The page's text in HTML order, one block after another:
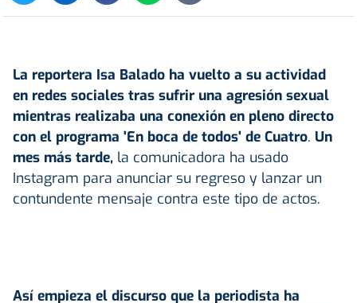
La reportera Isa Balado ha vuelto a su actividad
en redes sociales tras sufrir una agresión sexual
mientras realizaba una conexión en pleno directo
con el programa 'En boca de todos' de Cuatro. Un
mes más tarde, la comunicadora ha usado
Instagram para anunciar su regreso y lanzar un
contundente mensaje contra este tipo de actos.
Así empieza el discurso que la periodista ha